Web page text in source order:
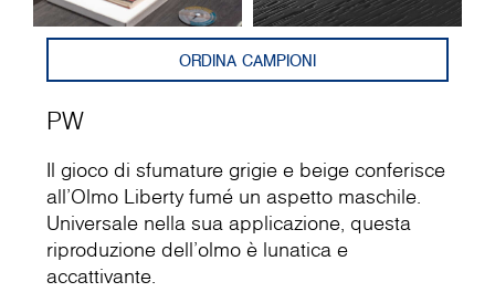
PW
ORDINA CAMPIONI
Il gioco di sfumature grigie e beige conferisce
all'Olmo Liberty fumé un aspetto maschile.
Universale nella sua applicazione, questa
riproduzione dell'olmo è lunatica e
accattivante.